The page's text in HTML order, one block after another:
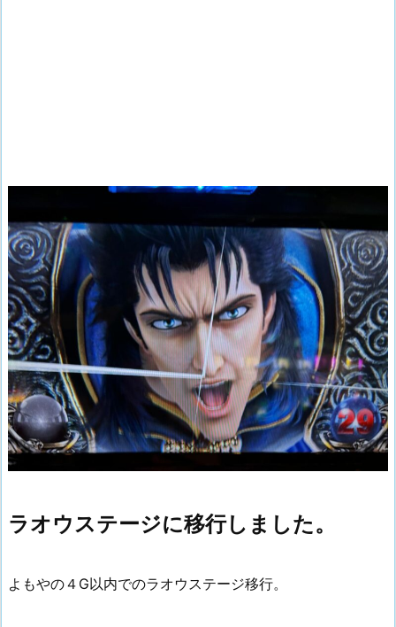
ラオウステージに移行しました。
よもやの４G以内でのラオウステージ移行。